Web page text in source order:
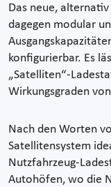
Das neue,
dagegen modular
konfigurierbar. Es
„Satelliten“-
Wirkungsgraden
Nach den Worten
Satellitensystem
Nutzfahrzeug-
Autohöfen, wo die